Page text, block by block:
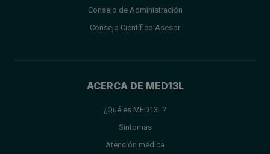
Consejo de Administración
Consejo Científico Asesor
ACERCA DE MED13L
¿Qué es MED13L?
Síntomas
Atención médica